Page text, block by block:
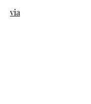
via